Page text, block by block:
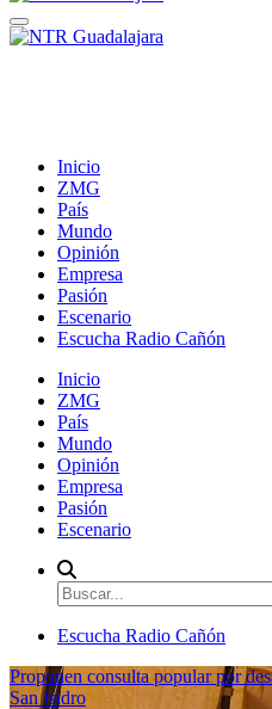
Inicio
ZMG
País
Mundo
Opinión
Empresa
Pasión
Escenario
Escucha Radio Cañón
Inicio
ZMG
País
Mundo
Opinión
Empresa
Pasión
Escenario
Escucha Radio Cañón
Proponen consulta popular por
San Isidro